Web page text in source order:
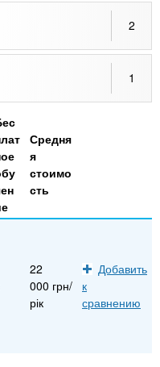
2
1
Средня
я
стоимо
сть
22
000 грн/
рік
Добавить
к
сравнению